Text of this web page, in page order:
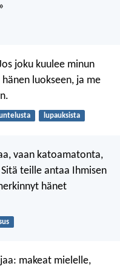
joku kuulee minun
luokseen, ja me
lupauksista
vaan katoamatonta,
teille antaa Ihmisen
hänet
makeat mielelle,